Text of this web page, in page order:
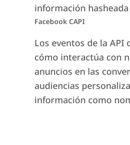
Estoy
Para
información
información
Facebook CAPI
Los eventos de la API
cómo interactúa con
anuncios en las
audiencias
información como